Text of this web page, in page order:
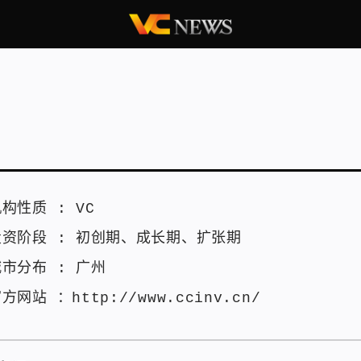
构性质 : VC
资阶段 : 初创期、 成长期、 扩张期
市分布 : 广州
网站 ： http://www.ccinv.cn/